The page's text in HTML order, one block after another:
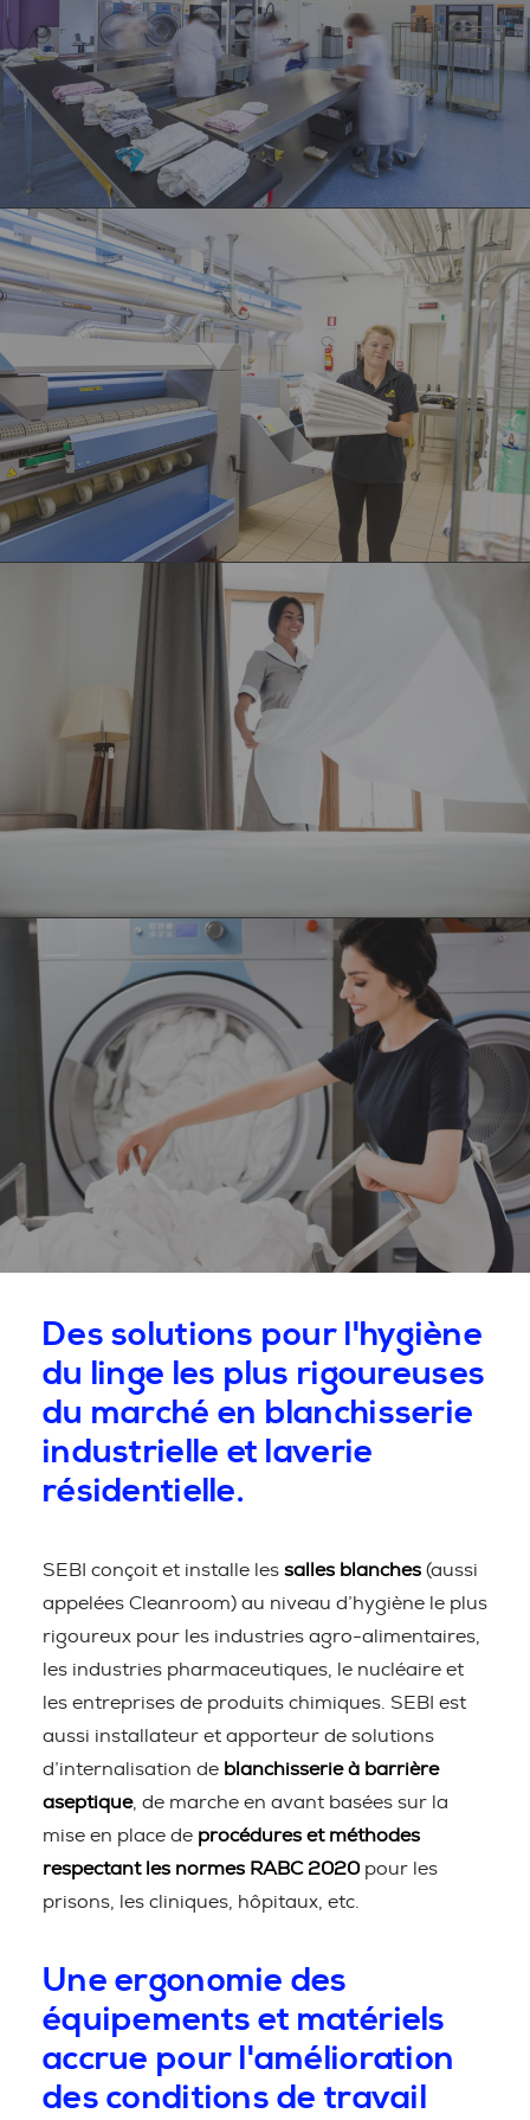
Des solutions pour l'hygiène
du linge les plus rigoureuses
du marché en blanchisserie
industrielle et laverie
résidentielle.
SEBI conçoit et installe les salles blanches (aussi
appelées Cleanroom) au niveau d’hygiène le plus
rigoureux pour les industries agro-alimentaires,
les industries pharmaceutiques, le nucléaire et
les entreprises de produits chimiques. SEBI est
aussi installateur et apporteur de solutions
d’internalisation de blanchisserie à barrière
aseptique, de marche en avant basées sur la
mise en place de procédures et méthodes
respectant les normes RABC 2020 pour les
prisons, les cliniques, hôpitaux, etc.
Une ergonomie des
équipements et matériels
accrue pour l'amélioration
des conditions de travail